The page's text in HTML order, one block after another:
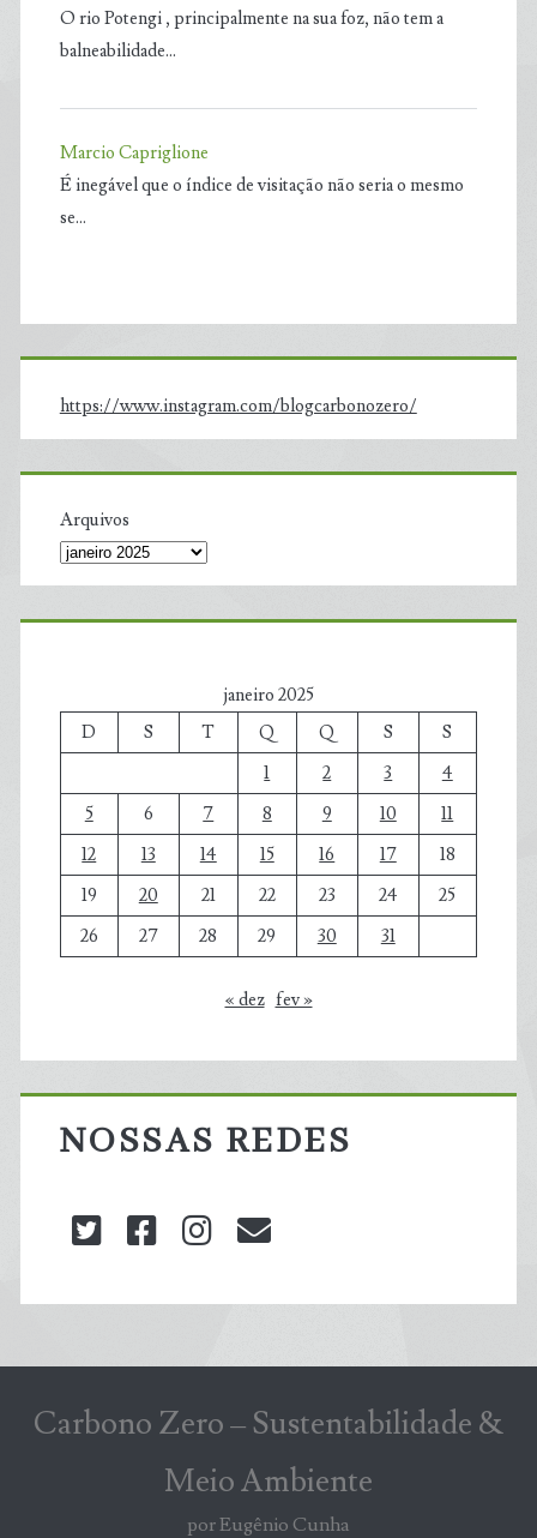
O rio Potengi , principalmente na sua foz, não tem a
balneabilidade…
Marcio Capriglione
É inegável que o índice de visitação não seria o mesmo
se…
https://www.instagram.com/blogcarbonozero/
Arquivos
janeiro 2025
D
S T Q Q S
S
1
2 3
4
5
6 7 8 9 10
11
12
13 14 15 16 17
18
19
20 21 22 23 24
25
26
27 28 29 30 31
« dez fev »
NOSSAS REDES
twitterfacebookinstagram
Carbono Zero – Sustentabilidade &
Meio Ambiente
por Eugênio Cunha